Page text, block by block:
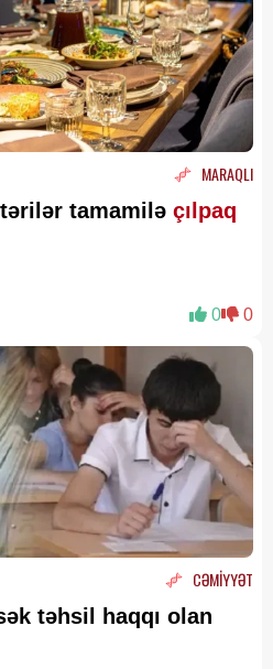
MARAQLI
tamamilə çılpaq
0 0
CƏMİYYƏT
təhsil haqqı olan